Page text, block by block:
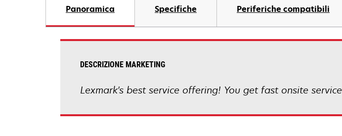
Panoramica Specifiche Periferiche compatibili
DESCRIZIONE MARKETING
Lexmark's best service offering! You get fast onsite